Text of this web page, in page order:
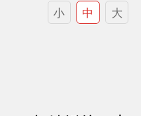
小 中 大